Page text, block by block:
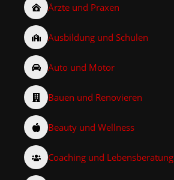
Ärzte und Praxen
Ausbildung und Schulen
Auto und Motor
Bauen und Renovieren
Beauty und Wellness
Coaching und Lebensberatung